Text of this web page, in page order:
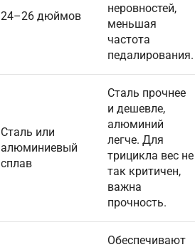
24–26 дюймов
неровностей,
меньшая
частота
педалирования.
Сталь или
алюминиевый
сплав
Сталь прочнее
и дешевле,
алюминий
легче. Для
трицикла вес не
так критичен,
важна
прочность.
Обеспечивают